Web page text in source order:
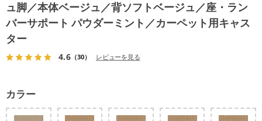
ュ脚／本体ベージュ／背ソフトベージュ／座・ラン
バーサポート パウダーミント／カーペット用キャス
ター
4.6（30） レビューを見る
カラー